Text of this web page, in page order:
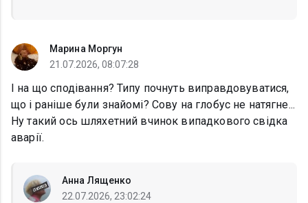
Марина Моргун
21.07.2026, 08:07:28
І на що сподівання? Типу почнуть виправдовуватися,
що і раніше були знайомі? Сову на глобус не натягне...
Ну такий ось шляхетний вчинок випадкового свідка
аварії.
Анна Лященко
22.07.2026, 23:02:24